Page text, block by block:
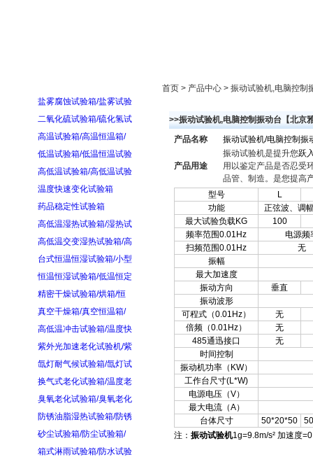
盐雾腐蚀试验箱/盐雾试验
二氧化硫试验箱/硫化氢试
高温试验箱/高温恒温箱/
低温试验箱/低温恒温试验
高低温试验箱/高低温试验
温度快速变化试验箱
药品稳定性试验箱
高低温湿热试验箱/湿热试
高低温交变湿热试验箱/高
台式恒温恒湿试验箱/小型
恒温恒湿试验箱/低温恒定
精密干燥试验箱/烘箱/恒
真空干燥箱/真空恒温箱/
高低温冲击试验箱/温度快
紫外光加速老化试验机/紫
氙灯耐气候试验箱/氙灯试
换气式老化试验箱/温度老
臭氧老化试验箱/臭氧老化
防锈油脂湿热试验箱/防锈
砂尘试验箱/防尘试验箱/
箱式淋雨试验箱/防水试验
首页 > 产品中心 > 振动试验机,电脑控
>>振动试验机,电脑控制振动台【北京
产品名称
振动试验机/电脑控制振
产品用途
振动试验机是提升您跃
用 以鉴定产品是否忍受
品管、制造。是您提高
型号
L
功能
正弦波、调
最大试验负载KG
100
频率范围0.01Hz
电源频
扫频范围0.01Hz
无
振幅
最大加速度
振动方向
垂直
振动波形
可程式（0.01Hz）
无
倍频（0.01Hz）
无
485通迅接口
无
时间控制
振动机功率（KW）
工作台尺寸(L*W)
电源电压（V）
最大电流（A）
台体尺寸
50*20*50
注 ： 振动试验机1g=9.8m/s² 加速度